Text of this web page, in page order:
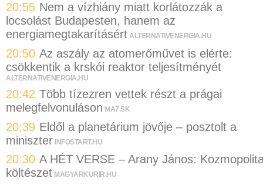
20:55 Nem a vízhiány miatt korlátozzák a
locsolást Budapesten, hanem az
energiamegtakarításért ALTERNATIVENERGIA.HU
20:50 Az aszály az atomerőművet is elérte:
csökkentik a krskói reaktor teljesítményét
ALTERNATIVENERGIA.HU
20:42 Több tízezren vettek részt a prágai
melegfelvonuláson MA7.SK
20:39 Eldől a planetárium jövője – posztolt a
miniszter INFOSTART.HU
20:30 A HÉT VERSE – Arany János:
költészet MAGYARKURIR.HU